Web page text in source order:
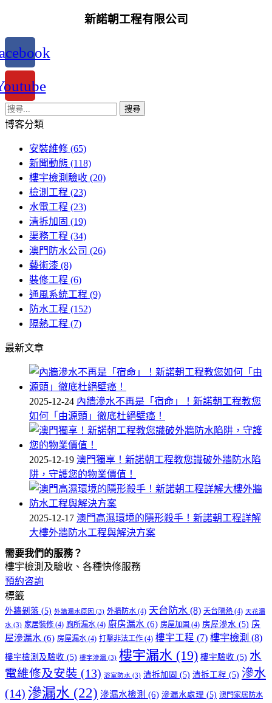
新諾朝工程有限公司
搜
尋
博客分類
安裝維修 (65)
新聞動態 (118)
樓宇檢測驗收 (20)
檢測工程 (23)
水電工程 (23)
清拆加固 (19)
渠務工程 (34)
澳門防水公司 (26)
藝術漆 (8)
裝修工程 (6)
通風系統工程 (9)
防水工程 (152)
隔熱工程 (7)
最新文章
2025-12-24 內牆滲水不再是「宿命」！新諾朝工程教您
如何「由源頭」徹底杜絕壁癌！
2025-12-19 澳門獨享！新諾朝工程教您識破外牆防水陷
阱，守護您的物業價值！
2025-12-17 澳門高濕環境的隱形殺手！新諾朝工程詳解
大樓外牆防水工程與解決方案
需要我們的服務？
樓宇檢測及驗收、各種快修服務
預約咨詢
標籤
外牆剝落 (5) 外牆漏水原因 (3) 外牆防水 (4) 天台防水 (8) 天台隔熱 (4) 天花漏
水 (3) 家居裝修 (4) 廁所漏水 (4) 廚房漏水 (6) 房屋加固 (4) 房屋滲水 (5) 房
屋滲漏水 (6) 房屋漏水 (4) 打擊非法工作 (4) 樓宇工程 (7) 樓宇檢測 (8)
樓宇檢測及驗收 (5) 樓宇滲漏 (3) 樓宇漏水 (19) 樓宇驗收 (5) 水
電維修及安裝 (13) 浴室防水 (3) 清拆加固 (5) 清拆工程 (5) 滲水
(14) 滲漏水 (22) 滲漏水檢測 (6) 滲漏水處理 (5) 澳門家居防水